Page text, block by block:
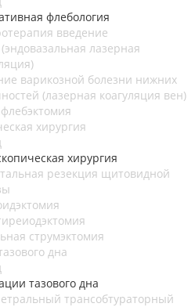
флебология
введение
лазерная
варикозной болезни нижних
(лазерная коагуляция вен)
хирургия
хирургия
резекция щитовидной
струмэктомия
дна
тазового дна
трансобтураторный